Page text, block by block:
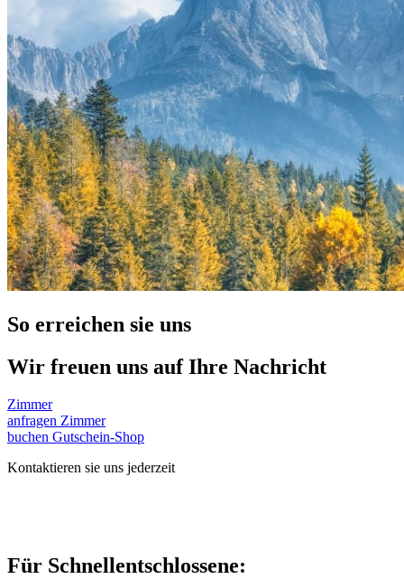
So erreichen sie uns
Wir freuen uns auf Ihre Nachricht
Zimmer
anfragen Zimmer
buchen Gutschein-Shop
Kontaktieren sie uns jederzeit
Für Schnellentschlossene: